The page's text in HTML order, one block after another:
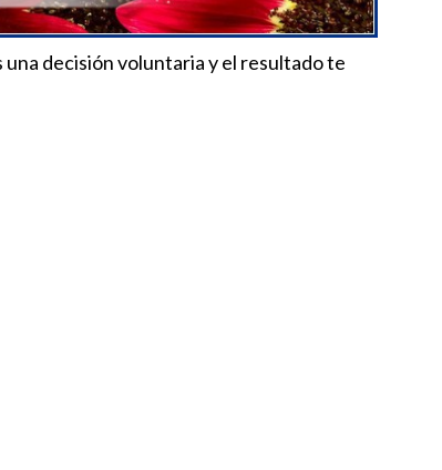
una decisión voluntaria y el resultado te